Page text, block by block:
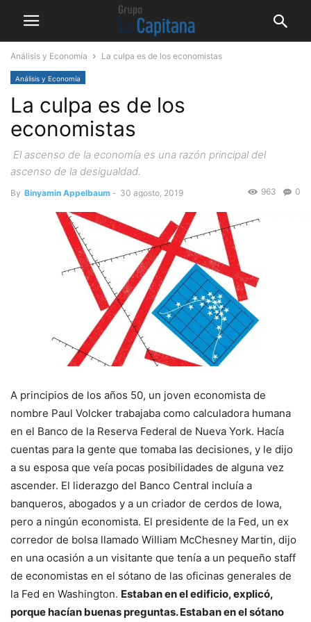
Análisis y Economía La culpa es de los economistas
Análisis y Economía
La culpa es de los
economistas
El ascenso de la economía es una razón principal del
ascenso de la desigualdad.
By Binyamin Appelbaum - 30 agosto, 2019 0
963
A principios de los años 50, un joven economista de
nombre Paul Volcker trabajaba como calculadora humana
en el Banco de la Reserva Federal de Nueva York. Hacía
cuentas para la gente que tomaba las decisiones, y le dijo
a su esposa que veía pocas posibilidades de alguna vez
ascender. El liderazgo del Banco Central incluía a
banqueros, abogados y a un criador de cerdos de Iowa,
pero a ningún economista. El presidente de la Fed, un ex
corredor de bolsa llamado William McChesney Martin, dijo
en una ocasión a un visitante que tenía a un pequeño staff
de economistas en el sótano de las oficinas generales de
la Fed en Washington. Estaban en el edificio, explicó,
porque hacían buenas preguntas. Estaban en el sótano